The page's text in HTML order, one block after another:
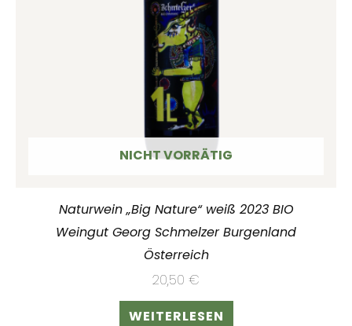
NICHT VORRÄTIG
Naturwein „Big Nature“ weiß 2023 BIO
Weingut Georg Schmelzer Burgenland
Österreich
20,50 €
WEITERLESEN